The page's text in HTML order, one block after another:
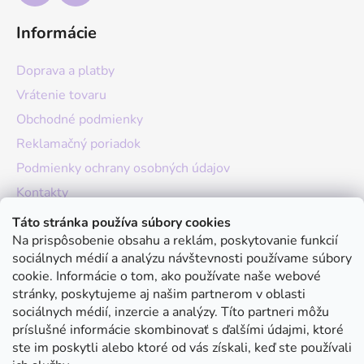
Táto stránka používa súbory cookies
Na prispôsobenie obsahu a reklám, poskytovanie funkcií
sociálnych médií a analýzu návštevnosti používame súbory
cookie. Informácie o tom, ako používate naše webové
stránky, poskytujeme aj našim partnerom v oblasti
sociálnych médií, inzercie a analýzy. Títo partneri môžu
príslušné informácie skombinovať s ďalšími údajmi, ktoré
ste im poskytli alebo ktoré od vás získali, keď ste používali
Informácie
Doprava a platby
Vrátenie tovaru
Obchodné podmienky
Reklamačný poriadok
Podmienky ochrany osobných údajov
Kontakty
O nás
Hodnotenie obchodu
Moja objednávka
Instagram